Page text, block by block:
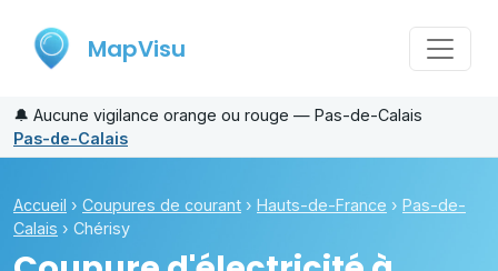
MapVisu
🔔 Aucune vigilance orange ou rouge — Pas-de-Calais
Pas-de-Calais
Accueil › Coupures de courant › Hauts-de-France › Pas-de-
Calais › Chérisy